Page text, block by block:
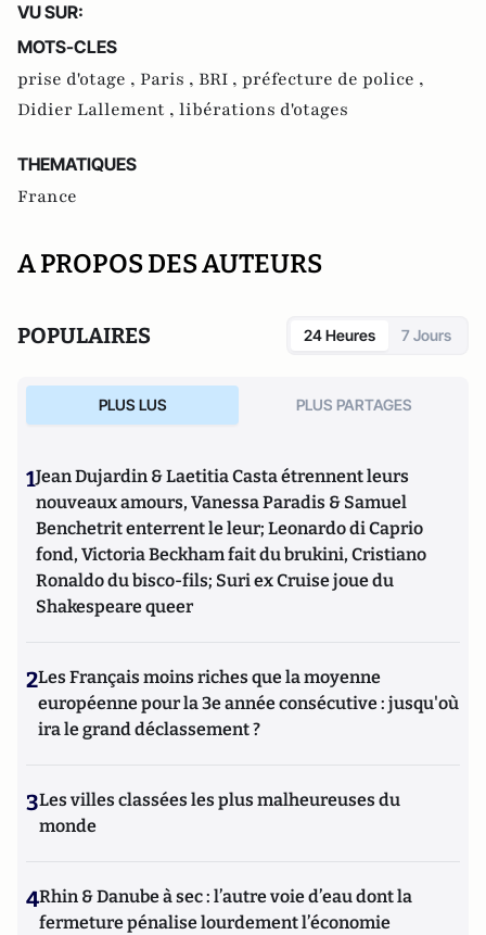
VU SUR:
MOTS-CLES
prise d'otage , Paris , BRI , préfecture de police ,
Didier Lallement , libérations d'otages
THEMATIQUES
France
A PROPOS DES AUTEURS
POPULAIRES 24 Heures 7 Jours
PLUS LUS PLUS PARTAGES
1Jean Dujardin & Laetitia Casta étrennent leurs
nouveaux amours, Vanessa Paradis & Samuel
Benchetrit enterrent le leur; Leonardo di Caprio
fond, Victoria Beckham fait du brukini, Cristiano
Ronaldo du bisco-fils; Suri ex Cruise joue du
Shakespeare queer
2Les Français moins riches que la moyenne
européenne pour la 3e année consécutive : jusqu'où
ira le grand déclassement ?
3Les villes classées les plus malheureuses du
monde
4Rhin & Danube à sec : l’autre voie d’eau dont la
fermeture pénalise lourdement l’économie